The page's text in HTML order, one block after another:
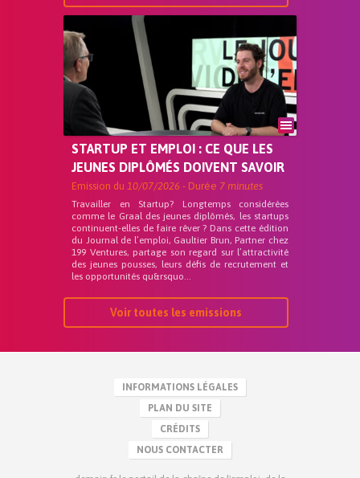
STARTUP ET EMPLOI : CE QUE LES
JEUNES DIPLÔMÉS DOIVENT SAVOIR
Emission du 10/07/2026 - Durée 7 minutes
Travailler en Startup? Longtemps considérées
comme le Graal des jeunes diplômés, les startups
continuent-elles de faire rêver ? Dans cette édition
du Journal de l’emploi, Gaultier Brun, Partner chez
199 Ventures, partage son regard sur l’attractivité
des jeunes pousses, leurs défis de recrutement et
les opportunités qu&rsquo...
Voir toutes les emissions
INFORMATIONS LÉGALES
PLAN DU SITE
CRÉDITS
NOUS CONTACTER